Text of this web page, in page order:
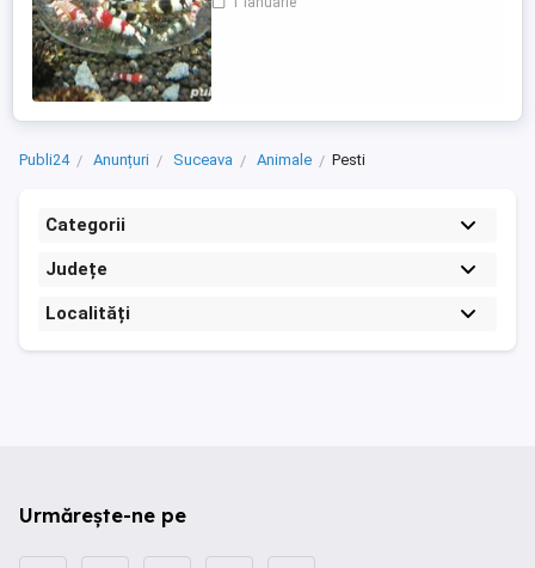
Taitibee Galaxy Black gene Boa Blue
Publi24 Anunțuri Suceava Animale Pesti
Categorii
Județe
Localități
Urmărește-ne pe